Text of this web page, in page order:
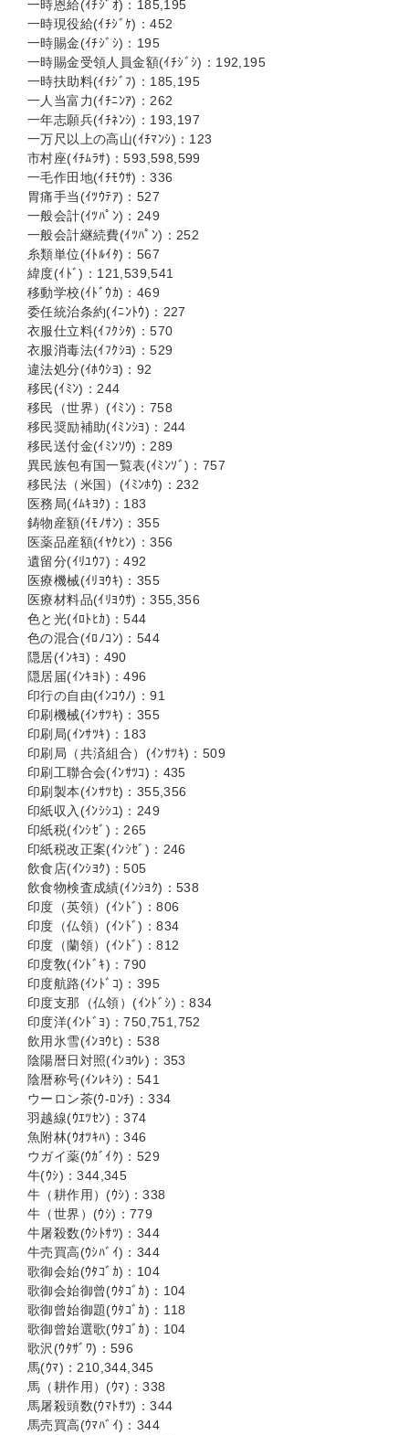
一時恩給(ｲﾁｼﾞｵ)：185,195
一時現役給(ｲﾁｼﾞｹ)：452
一時賜金(ｲﾁｼﾞｼ)：195
一時賜金受領人員金額(ｲﾁｼﾞｼ)：192,195
一時扶助料(ｲﾁｼﾞﾌ)：185,195
一人当富力(ｲﾁﾆﾝｱ)：262
一年志願兵(ｲﾁﾈﾝｼ)：193,197
一万尺以上の高山(ｲﾁﾏﾝｼ)：123
市村座(ｲﾁﾑﾗｻ)：593,598,599
一毛作田地(ｲﾁﾓｳｻ)：336
胃痛手当(ｲﾂｳﾃｱ)：527
一般会計(ｲﾂﾊﾟﾝ)：249
一般会計継続費(ｲﾂﾊﾟﾝ)：252
糸類単位(ｲﾄﾙｲﾀ)：567
緯度(ｲﾄﾞ)：121,539,541
移動学校(ｲﾄﾞｳｶ)：469
委任統治条約(ｲﾆﾝﾄｳ)：227
衣服仕立料(ｲﾌｸｼﾀ)：570
衣服消毒法(ｲﾌｸｼﾖ)：529
違法処分(ｲﾎｳｼﾖ)：92
移民(ｲﾐﾝ)：244
移民（世界）(ｲﾐﾝ)：758
移民奨励補助(ｲﾐﾝｼﾖ)：244
移民送付金(ｲﾐﾝｿｳ)：289
異民族包有国一覧表(ｲﾐﾝｿﾞ)：757
移民法（米国）(ｲﾐﾝﾎｳ)：232
医務局(ｲﾑｷﾖｸ)：183
鋳物産額(ｲﾓﾉｻﾝ)：355
医薬品産額(ｲﾔｸﾋﾝ)：356
遺留分(ｲﾘﾕｳﾌ)：492
医療機械(ｲﾘﾖｳｷ)：355
医療材料品(ｲﾘﾖｳｻ)：355,356
色と光(ｲﾛﾄﾋｶ)：544
色の混合(ｲﾛﾉｺﾝ)：544
隠居(ｲﾝｷﾖ)：490
隠居届(ｲﾝｷﾖﾄ)：496
印行の自由(ｲﾝｺｳﾉ)：91
印刷機械(ｲﾝｻﾂｷ)：355
印刷局(ｲﾝｻﾂｷ)：183
印刷局（共済組合）(ｲﾝｻﾂｷ)：509
印刷工聯合会(ｲﾝｻﾂｺ)：435
印刷製本(ｲﾝｻﾂｾ)：355,356
印紙収入(ｲﾝｼｼﾕ)：249
印紙税(ｲﾝｼｾﾞ)：265
印紙税改正案(ｲﾝｼｾﾞ)：246
飲食店(ｲﾝｼﾖｸ)：505
飲食物検査成績(ｲﾝｼﾖｸ)：538
印度（英領）(ｲﾝﾄﾞ)：806
印度（仏領）(ｲﾝﾄﾞ)：834
印度（蘭領）(ｲﾝﾄﾞ)：812
印度敎(ｲﾝﾄﾞｷ)：790
印度航路(ｲﾝﾄﾞｺ)：395
印度支那（仏領）(ｲﾝﾄﾞｼ)：834
印度洋(ｲﾝﾄﾞﾖ)：750,751,752
飲用氷雪(ｲﾝﾖｳﾋ)：538
陰陽暦日対照(ｲﾝﾖｳﾚ)：353
陰暦称号(ｲﾝﾚｷｼ)：541
ウーロン茶(ｳ-ﾛﾝﾁ)：334
羽越線(ｳｴﾂｾﾝ)：374
魚附林(ｳｵﾂｷﾊ)：346
ウガイ薬(ｳｶﾞｲｸ)：529
牛(ｳｼ)：344,345
牛（耕作用）(ｳｼ)：338
牛（世界）(ｳｼ)：779
牛屠殺数(ｳｼﾄｻﾂ)：344
牛売買高(ｳｼﾊﾞｲ)：344
歌御会始(ｳﾀｺﾞｶ)：104
歌御会始御曾(ｳﾀｺﾞｶ)：104
歌御曾始御題(ｳﾀｺﾞｶ)：118
歌御曾始選歌(ｳﾀｺﾞｶ)：104
歌沢(ｳﾀｻﾞﾜ)：596
馬(ｳﾏ)：210,344,345
馬（耕作用）(ｳﾏ)：338
馬屠殺頭数(ｳﾏﾄｻﾂ)：344
馬売買高(ｳﾏﾊﾞｲ)：344